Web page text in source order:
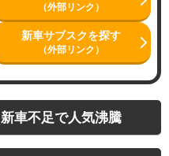
（外部リンク）
新車サブスクを探す
（外部リンク）
車不足で人気沸騰